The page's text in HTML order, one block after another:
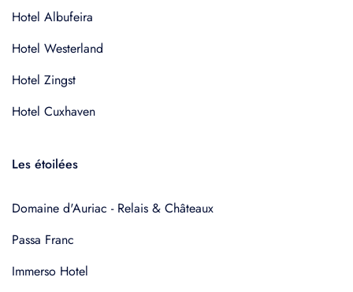
Hotel Albufeira
Hotel Westerland
Hotel Zingst
Hotel Cuxhaven
Les étoilées
Domaine d'Auriac - Relais & Châteaux
Passa Franc
Immerso Hotel